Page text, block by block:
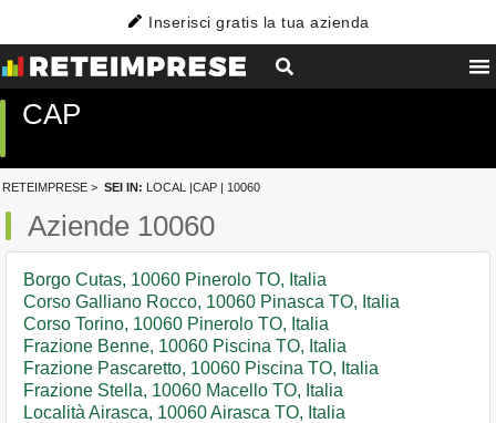
Inserisci gratis la tua azienda
CAP
RETEIMPRESE > SEI IN: LOCAL |CAP | 10060
Aziende 10060
Borgo Cutas, 10060 Pinerolo TO, Italia
Corso Galliano Rocco, 10060 Pinasca TO, Italia
Corso Torino, 10060 Pinerolo TO, Italia
Frazione Benne, 10060 Piscina TO, Italia
Frazione Pascaretto, 10060 Piscina TO, Italia
Frazione Stella, 10060 Macello TO, Italia
Località Airasca, 10060 Airasca TO, Italia